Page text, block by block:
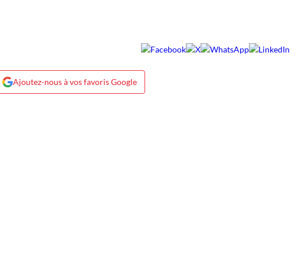
Ajoutez-nous à vos favoris Google